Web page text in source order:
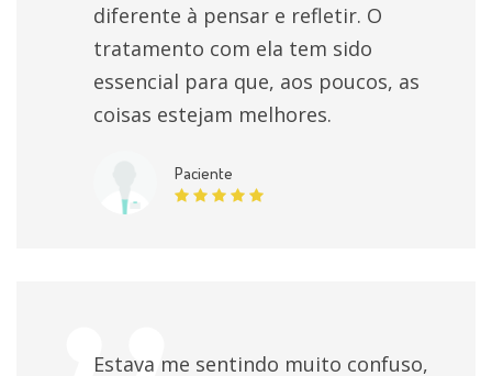
Orientação Escolar individualmente
Tratamento da ansiedade individualmente
Consulta psicológica do adulto
diferente à pensar e refletir. O
tratamento com ela tem sido
essencial para que, aos poucos, as
coisas estejam melhores.
Paciente
Estava me sentindo muito confuso,